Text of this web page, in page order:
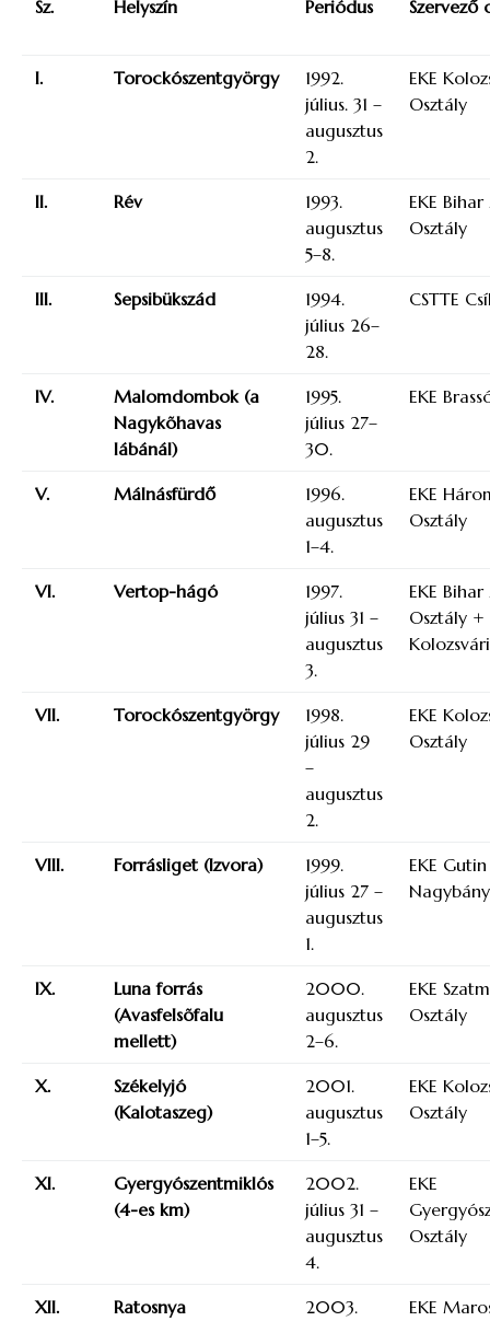
Sz. Helyszín Periódus Szervező
I. Torockószentgyörgy
1992.
július. 31 –
augusztus
2.
EKE
Osztály
II. Rév
1993.
augusztus
5–8.
EKE
Osztály
III. Sepsibükszád
1994.
július 26–
28.
CSTTE
IV.
Malomdombok (a
Nagykõhavas
lábánál)
1995.
július 27–
30.
EKE
V. Málnásfürdő
1996.
augusztus
1–4.
EKE
Osztály
VI. Vertop-hágó
1997.
július 31 –
augusztus
3.
EKE
Osztály +
VII. Torockószentgyörgy
1998.
július 29
–
augusztus
2.
EKE
Osztály
VIII. Forrásliget (Izvora)
1999.
július 27 –
augusztus
1.
EKE
IX.
Luna forrás
(Avasfelsõfalu
mellett)
2000.
augusztus
2–6.
EKE
Osztály
X.
Székelyjó
(Kalotaszeg)
2001.
augusztus
1–5.
EKE
Osztály
XI.
Gyergyószentmiklós
(4-es km)
2002.
július 31 –
augusztus
4.
EKE
Osztály
XII. Ratosnya
2003.
EKE